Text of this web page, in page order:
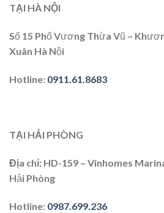
TẠI HÀ NỘI
Số 15 Phố Vương Thừa Vũ –
Xuân Hà Nội
Hotline: 0911.61.8683
TẠI HẢI PHÒNG
Địa chỉ: HD-159 – Vinhomes
Hải Phòng
Hotline: 0987.699.236